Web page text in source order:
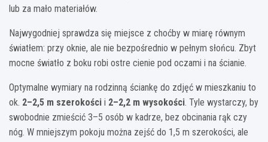
lub za mało materiałów.
Najwygodniej sprawdza się miejsce z choćby w miarę równym
światłem: przy oknie, ale nie bezpośrednio w pełnym słońcu. Zbyt
mocne światło z boku robi ostre cienie pod oczami i na ścianie.
Optymalne wymiary na rodzinną ściankę do zdjęć w mieszkaniu to
ok. 2–2,5 m szerokości i 2–2,2 m wysokości. Tyle wystarczy, by
swobodnie zmieścić 3–5 osób w kadrze, bez obcinania rąk czy
nóg. W mniejszym pokoju można zejść do 1,5 m szerokości, ale